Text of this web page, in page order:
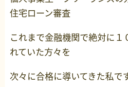
住宅ローン審査
これまで金融機関で絶対に
れていた方々を
次々に合格に導いてきた私で